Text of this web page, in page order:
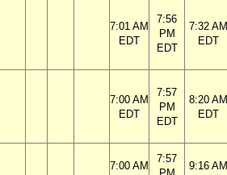
7:01 AM
EDT
7:56
PM
EDT
7:32 AM
EDT
7:00 AM
EDT
7:57
PM
EDT
8:20 AM
EDT
7:00 AM
7:57
9:16 AM